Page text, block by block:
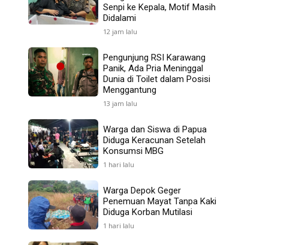
Senpi ke Kepala, Motif Masih
Didalami
12 jam lalu
Pengunjung RSI Karawang
Panik, Ada Pria Meninggal
Dunia di Toilet dalam Posisi
Menggantung
13 jam lalu
Warga dan Siswa di Papua
Diduga Keracunan Setelah
Konsumsi MBG
1 hari lalu
Warga Depok Geger
Penemuan Mayat Tanpa Kaki
Diduga Korban Mutilasi
1 hari lalu